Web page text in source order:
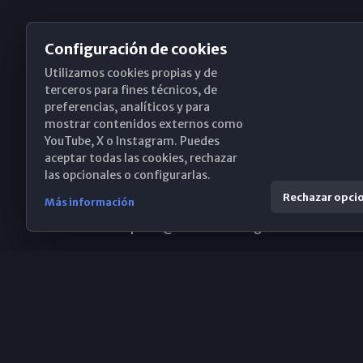
Obispado de Málaga
Santa María, 18-20. 29015 Málaga
(+34) 952 224 386
Configuración de cookies
Utilizamos cookies propias y de
terceros para fines técnicos, de
preferencias, analíticos y para
mostrar contenidos externos como
YouTube, X o Instagram. Puedes
aceptar todas las cookies, rechazar
las opcionales o configurarlas.
Más información Rechazar